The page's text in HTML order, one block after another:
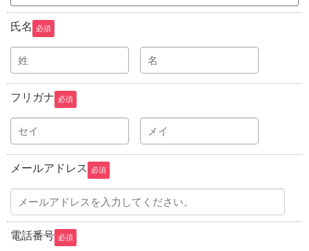
氏名 必須
フリガナ 必須
メールアドレス 必須
電話番号 必須